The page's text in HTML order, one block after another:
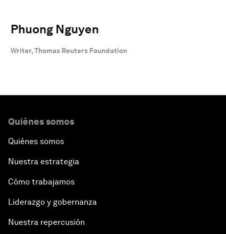
Phuong Nguyen
Writer, Thomas Reuters Foundation
Quiénes somos
Quiénes somos
Nuestra estrategia
Cómo trabajamos
Liderazgo y gobernanza
Nuestra repercusión